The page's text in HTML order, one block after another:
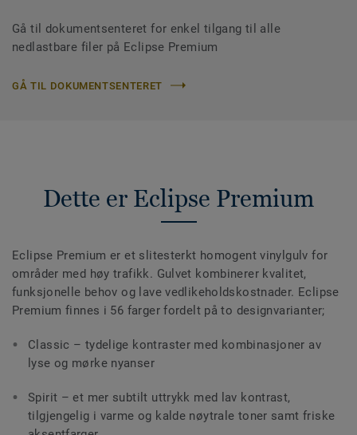
Gå til dokumentsenteret for enkel tilgang til alle
nedlastbare filer på Eclipse Premium
GÅ TIL DOKUMENTSENTERET
Dette er Eclipse Premium
Eclipse Premium er et slitesterkt homogent vinylgulv for
områder med høy trafikk. Gulvet kombinerer kvalitet,
funksjonelle behov og lave vedlikeholdskostnader. Eclipse
Premium finnes i 56 farger fordelt på to designvarianter;
Classic – tydelige kontraster med kombinasjoner av
lyse og mørke nyanser
Spirit – et mer subtilt uttrykk med lav kontrast,
tilgjengelig i varme og kalde nøytrale toner samt friske